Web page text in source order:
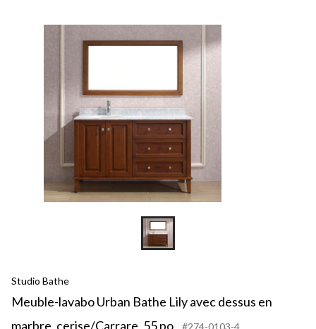
Studio Bathe
Meuble-lavabo Urban Bathe Lily avec dessus en
marbre, cerise/Carrare, 55 po
#274-0103-4